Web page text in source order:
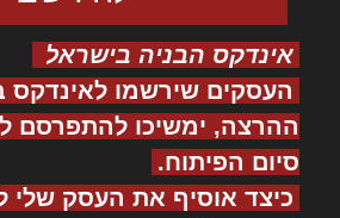
אינדקס הבניה בישראל
העסקים שירשמו לאינדקס
ההרצה, ימשיכו להתפרסם
סיום הפיתוח.
כיצד אוסיף את העסק שלי